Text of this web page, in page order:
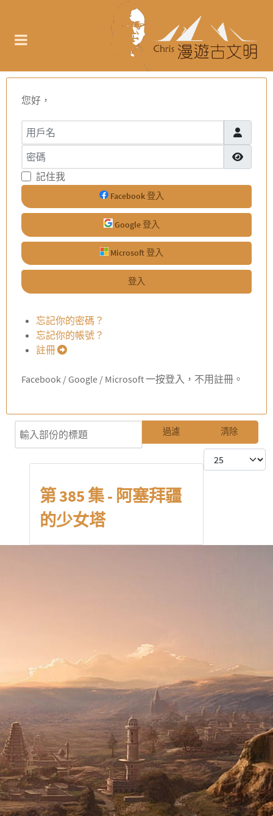
您好，
用戶名
密碼
顯示密碼
記住我
Facebook 登入
Google 登入
Microsoft 登入
登入
忘記你的密碼？
忘記你的帳號？
註冊
Facebook / Google / Microsoft 一按登入，不用註冊。
輸入部份的標題 過濾 清除
每頁顯示條數
第 385 集 - 阿塞拜疆
的少女塔